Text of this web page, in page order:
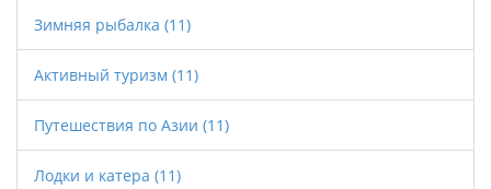
Зимняя рыбалка (11)
Активный туризм (11)
Путешествия по Азии (11)
Лодки и катера (11)